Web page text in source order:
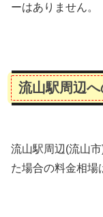
ーはありません。
流山駅周辺
流山駅周辺(流山
た場合の料金相場